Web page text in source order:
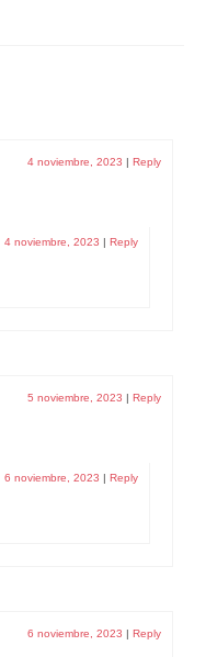
4 noviembre, 2023 | Reply
4 noviembre, 2023 | Reply
5 noviembre, 2023 | Reply
6 noviembre, 2023 | Reply
6 noviembre, 2023 | Reply